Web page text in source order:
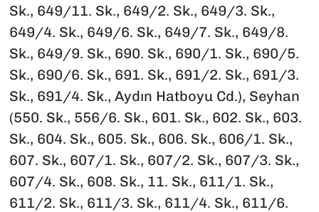
Sk., 649/11. Sk., 649/2. Sk., 649/3. Sk.,
649/4. Sk., 649/6. Sk., 649/7. Sk., 649/8.
Sk., 649/9. Sk., 690. Sk., 690/1. Sk., 690/5.
Sk., 690/6. Sk., 691. Sk., 691/2. Sk., 691/3.
Sk., 691/4. Sk., Aydın Hatboyu Cd.), Seyhan
(550. Sk., 556/6. Sk., 601. Sk., 602. Sk., 603.
Sk., 604. Sk., 605. Sk., 606. Sk., 606/1. Sk.,
607. Sk., 607/1. Sk., 607/2. Sk., 607/3. Sk.,
607/4. Sk., 608. Sk., 11. Sk., 611/1. Sk.,
611/2. Sk., 611/3. Sk., 611/4. Sk., 611/6.